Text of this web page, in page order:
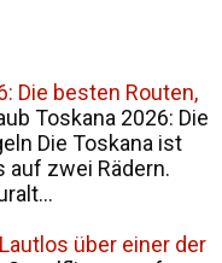
Die besten Routen,
Toskana 2026: Die
Die Toskana ist
auf zwei Rädern.
über einer der